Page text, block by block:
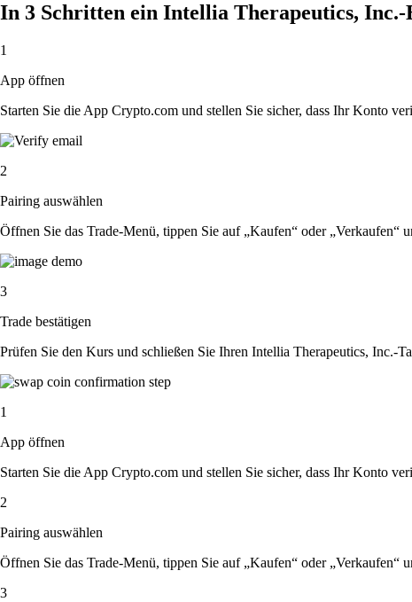
In 3 Schritten ein Intellia Therapeutics,
1
App öffnen
Starten Sie die App Crypto.com und stellen Sie sicher, dass Ihr Konto
2
Pairing auswählen
Öffnen Sie das Trade-Menü, tippen Sie auf „Kaufen“ oder
3
Trade bestätigen
Prüfen Sie den Kurs und schließen Sie Ihren Intellia Therapeutics, Inc.-
1
App öffnen
Starten Sie die App Crypto.com und stellen Sie sicher, dass Ihr Konto
2
Pairing auswählen
Öffnen Sie das Trade-Menü, tippen Sie auf „Kaufen“ oder
3